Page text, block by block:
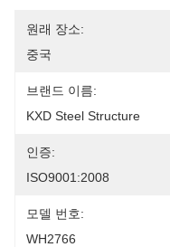
원래 장소:
중국
브랜드 이름:
KXD Steel Structure
인증:
ISO9001:2008
모델 번호:
WH2766